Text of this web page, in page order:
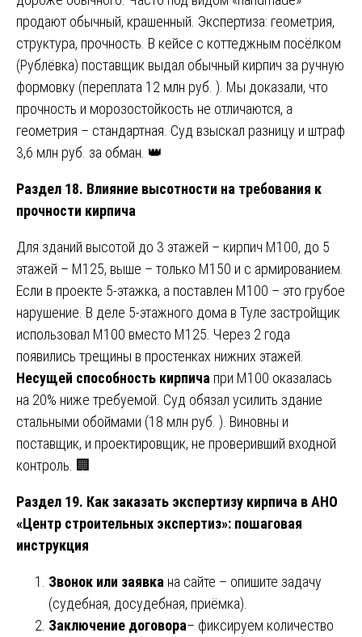
продают обычный, крашенный. Экспертиза: геометрия,
структура, прочность. В кейсе с коттеджным посёлком
(Рублёвка) поставщик выдал обычный кирпич за ручную
формовку (переплата 12 млн руб. ). Мы доказали, что
прочность и морозостойкость не отличаются, а
геометрия – стандартная. Суд взыскал разницу и штраф
3,6 млн руб. за обман. 👑
Раздел 18. Влияние высотности на требования к
прочности кирпича
Для зданий высотой до 3 этажей – кирпич М100, до 5
этажей – М125, выше – только М150 и с армированием.
Если в проекте 5-этажка, а поставлен М100 – это грубое
нарушение. В деле 5-этажного дома в Туле застройщик
использовал М100 вместо М125. Через 2 года
появились трещины в простенках нижних этажей.
Несущей способность кирпича при М100 оказалась
на 20% ниже требуемой. Суд обязал усилить здание
стальными обоймами (18 млн руб. ). Виновны и
поставщик, и проектировщик, не проверивший входной
контроль. 🏢
Раздел 19. Как заказать экспертизу кирпича в АНО
«Центр строительных экспертиз»: пошаговая
инструкция
Звонок или заявка на сайте – опишите задачу
(судебная, досудебная, приёмка).
Заключение договора– фиксируем количество